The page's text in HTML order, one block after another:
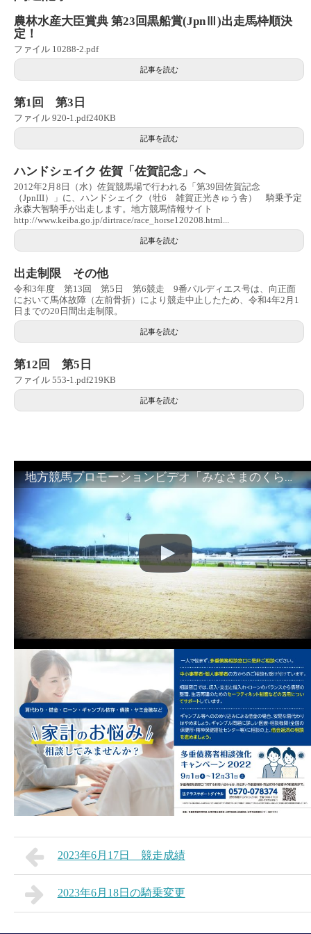
農林水産大臣賞典 第23回黒船賞(JpnⅢ)出走馬枠順決
定！
ファイル 10288-2.pdf
記事を読む
第1回 第3日
ファイル 920-1.pdf240KB
記事を読む
ハンドシェイク 佐賀「佐賀記念」へ
2012年2月8日（水）佐賀競馬場で行われる「第39回佐賀記念
（JpnIII）」に、ハンドシェイク（牡6 雑賀正光きゅう舎） 騎乗予定
永森大智騎手が出走します。地方競馬情報サイト
http://www.keiba.go.jp/dirtrace/race_horse120208.html...
記事を読む
出走制限 その他
令和3年度 第13回 第5日 第6競走 9番パルディエス号は、向正面
において馬体故障（左前骨折）により競走中止したため、令和4年2月1
日までの20日間出走制限。
記事を読む
第12回 第5日
ファイル 553-1.pdf219KB
記事を読む
地方競馬プロモーションビデオ「みなさまのくらしのために」30秒篇｜NAR公式
2023年6月17日 競走成績
2023年6月18日の騎乗変更